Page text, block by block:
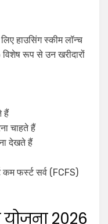
हाउसिंग स्कीम लॉन्च
रूप से उन खरीदारों
हैं
चाहते हैं
देखते हैं
फर्स्ट सर्व (FCFS)
2026